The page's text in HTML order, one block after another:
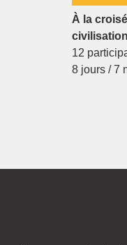
À la
12
8 jours / 7